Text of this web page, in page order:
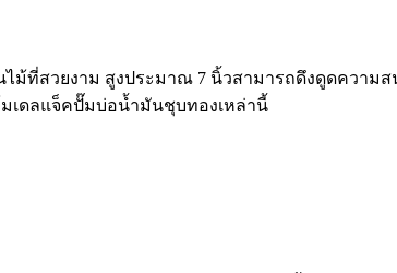
ม้ที่สวยงาม สูงประมาณ 7 นิ้วสามารถดึงดูดความ
เดลแจ็คปั๊มบ่อน้ำมันชุบทองเหล่านี้